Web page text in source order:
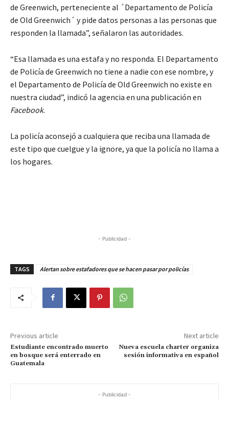
de Greenwich, perteneciente al ´Departamento de Policía
de Old Greenwich´ y pide datos personas a las personas que
responden la llamada”, señalaron las autoridades.
“Esa llamada es una estafa y no responda. El Departamento
de Policía de Greenwich no tiene a nadie con ese nombre, y
el Departamento de Policía de Old Greenwich no existe en
nuestra ciudad”, indicó la agencia en una publicación en
Facebook.
La policía aconsejó a cualquiera que reciba una llamada de
este tipo que cuelgue y la ignore, ya que la policía no llama a
los hogares.
- Publicidad -
TAGS Alertan sobre estafadores que se hacen pasar por policías
Previous article
Estudiante encontrado muerto
en bosque será enterrado en
Guatemala
Next article
Nueva escuela charter organiza
sesión informativa en español
- Publicidad -